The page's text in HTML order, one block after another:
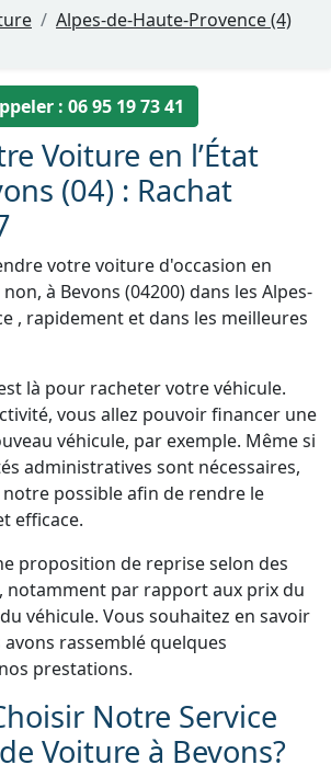
Alpes-de-Haute-Provence (4)
: 06 95 19 73 41
Voiture en l’État
(04) : Rachat
votre voiture d'occasion en
à Bevons (04200) dans les Alpes-
, rapidement et dans les meilleures
là pour racheter votre véhicule.
vous allez pouvoir financer une
véhicule, par exemple. Même si
administratives sont nécessaires,
possible afin de rendre le
efficace.
proposition de reprise selon des
notamment par rapport aux prix du
véhicule. Vous souhaitez en savoir
rassemblé quelques
prestations.
Notre Service
Voiture à Bevons?